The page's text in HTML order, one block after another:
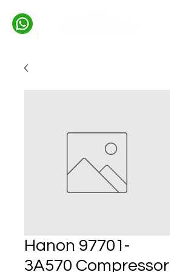
Hanon 97701-
3A570 Compressor